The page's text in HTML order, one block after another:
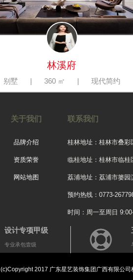
林溪府
别墅 360 ㎡ 现代简约
彰泰睿城
120 ㎡ | 欧式
关于我们
品牌介绍
资质荣誉
网站地图
联系我们
桂林地址：桂林市叠
临桂地址：桂林市临
荔浦地址：荔浦市篓园
预约热线：0773-
时间：周一至周日
设计专项甲级
专业承包壹级
(c)Copyright 2017 广东星艺装饰集团广西有限公